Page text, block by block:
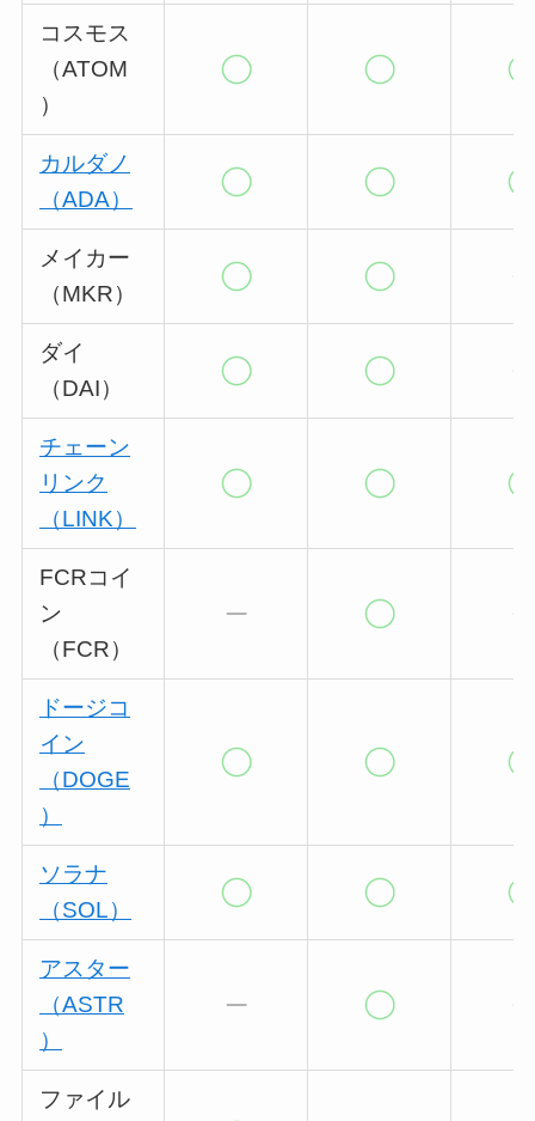
コスモス
（ATOM
）
カルダノ
（ADA）
メイカー
（MKR）
ダイ
（DAI）
チェーン
リンク
（LINK）
FCRコイ
ン
（FCR）
ドージコ
イン
（DOGE
）
ソラナ
（SOL）
アスター
（ASTR
）
ファイル